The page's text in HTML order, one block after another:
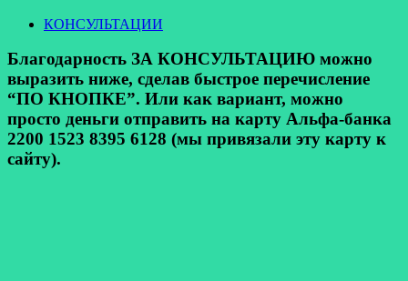
КОНСУЛЬТАЦИИ
Благодарность ЗА КОНСУЛЬТАЦИЮ можно
выразить ниже, сделав быстрое перечисление
“ПО КНОПКЕ”. Или как вариант, можно
просто деньги отправить на карту Альфа-банка
2200 1523 8395 6128 (мы привязали эту карту к
сайту).